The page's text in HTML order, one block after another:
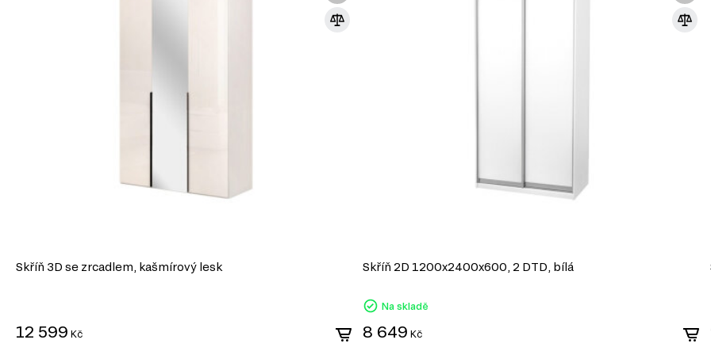
DTD (dřevotřísková deska) je jedním z
průmyslu. Vyrábí se lisováním dřevních
konstrukcí.
Odolnost vůči vlivům: Laminované DTD je
DTD je praktickým a ekonomickým
MODERNÍ STYL
Skříň 3D se zrcadlem, kašmírový lesk
12 599 Kč
Skříň 2D 1200x2400x600, 2 DTD, bílá
Na skladě
8 649 Kč